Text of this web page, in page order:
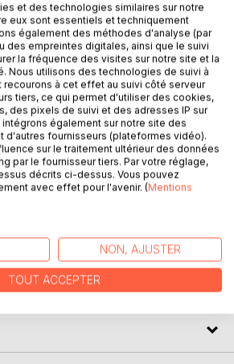
l'amour orné de tendresse,
mais l'amour toujours
que l'auteur promeut à travers
où se marient la fantaisie, la
emmène ses personnages sur
sur les falaises catalanes, sur les
couloirs du métro, mais n'oublie
Loue, ses berges du Doubs, ses
les paysages bucoliques de sa
fictions préparent les chutes de ses
aux cascades de sa région,
débordantes de charme et
et des technologies similaires sur notre
eux sont essentiels et techniquement
également des méthodes d'analyse (par
des empreintes digitales, ainsi que le suivi
la fréquence des visites sur notre site et la
Nous utilisons des technologies de suivi à
à cet effet au suivi côté serveur
tiers, ce qui permet d'utiliser des cookies,
des pixels de suivi et des adresses IP sur
également sur notre site des
d'autres fournisseurs (plateformes vidéo).
sur le traitement ultérieur des données
par le fournisseur tiers. Par votre réglage,
décrits ci-dessus. Vous pouvez
avec effet pour l'avenir. (Mentions
NON, AJUSTER
TOUT ACCEPTER